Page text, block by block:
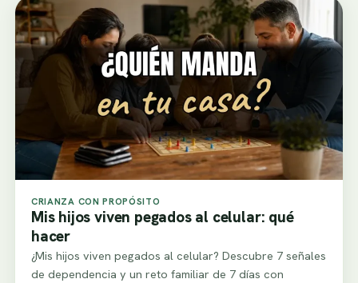
CRIANZA CON PROPÓSITO
Mis hijos viven pegados al celular: qué
hacer
¿Mis hijos viven pegados al celular? Descubre 7 señales
de dependencia y un reto familiar de 7 días con